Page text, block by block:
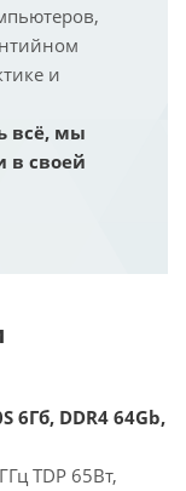
и
всё, мы
в своей
6Гб, DDR4 64Gb,
TDP 65Вт,